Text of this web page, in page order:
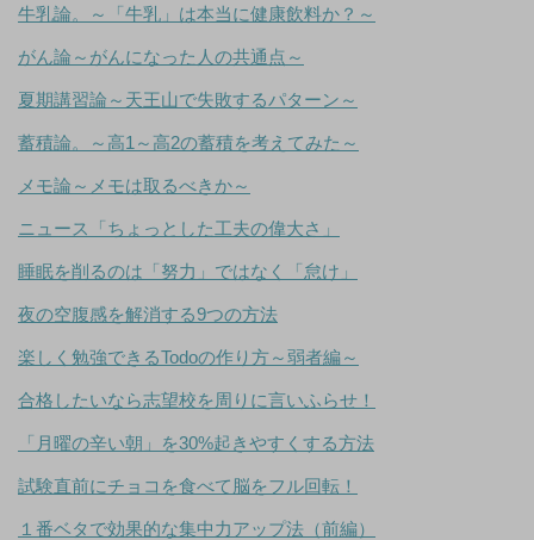
牛乳論。～「牛乳」は本当に健康飲料か？～
がん論～がんになった人の共通点～
夏期講習論～天王山で失敗するパターン～
蓄積論。～高1～高2の蓄積を考えてみた～
メモ論～メモは取るべきか～
ニュース「ちょっとした工夫の偉大さ」
睡眠を削るのは「努力」ではなく「怠け」
夜の空腹感を解消する9つの方法
楽しく勉強できるTodoの作り方～弱者編～
合格したいなら志望校を周りに言いふらせ！
「月曜の辛い朝」を30%起きやすくする方法
試験直前にチョコを食べて脳をフル回転！
１番ベタで効果的な集中力アップ法（前編）